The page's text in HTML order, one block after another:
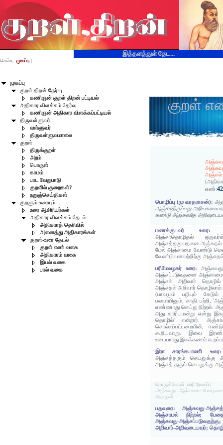
இத்தளத்துள் தேட...
முகப்பு
குறள் திறன் தேர்வு
கணிஞன் குறள் திறன் பட்டியல்
அதிகார விளக்கம் தேர்வு
கணிஞன் அதிகார விளக்கப்பட்டியல்
திருவள்ளுவர்
வள்ளுவர்
திருவள்ளுவமாலை
குறள்
திருக்குறள்
அறம்
பொருள்
காமம்
பாட வேறுபாடு
குறளில் குறைகள்?
நறுஞ்செய்திகள்
குறளும் உரையும்
உரை ஆசிரியர்கள்
அதிகார விளக்கம் தேடல்
அதிகாரத் தெரிவில்
அனைத்து அதிகாரங்கள்
குறள்-உரை தேடல்
குறள் எண் வகை
அதிகாரம் வகை
இயல் வகை
பால் வகை
செல்க: முகப்பு |
குறள்
அஞ்சல்
எண்:
பொழிப்பு (மு வரதராசன்):
அஞ்சாதிருப்பது
கண்டு அஞ்சுவதே
மணக்குடவர்
அஞ்சாதொழிதல்
அஞ்சத்தகுவதனை அஞ்சுதல்
மேல் அஞ்சாமை வேண்டு
வேண்டுவனவற்றிற்கு
பரிமேலழகர் உரை:
அஞ்சப்படுவதனை அஞ்சாமை
அஞ்சல் அறிவார்
அஞ்சுதல் அறிவார் தொழிலாம்.
(பாவமும் பழியும்
பலவாயினும், சாதி பற்றி,
எண்ணாது செய்து நிற்றல்.
அது காரியமன்று என்று
தொழில்' என்றார்.
சொல்லப்பட்டமையின்,
கூறியவாறு. இவை
உடையாரது இலக்கணம்
இரா சாரங்கபாணி
அஞ்சத்தகும் செயலுக்கு
அஞ்சத் தகும் செயலுக்கு
பொருள்கோள் வரிஅமைப்பு:
அஞ்சுவது அஞ்சாமை
தொழில்.
பதவுரை: அஞ்சுவது-
அஞ்சாமல் நிற்றல்;
அஞ்சுவது-
அறிவார்-அறிவுடையவர்;